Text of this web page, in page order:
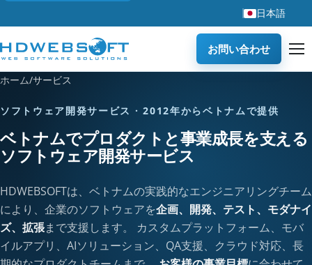
日本語
お問い合わせ
ホーム/サービス
ソフトウェア開発サービス · 2012年からベトナムで提供
ベトナムでプロダクトと事業成長を支える
ソフトウェア開発サービス
HDWEBSOFTは、ベトナムの実践的なエンジニアリングチーム
により、企業のソフトウェアを企画、開発、テスト、モダナイ
ズ、拡張まで支援します。 カスタムプラットフォーム、モバ
イルアプリ、AIソリューション、QA支援、クラウド対応、長